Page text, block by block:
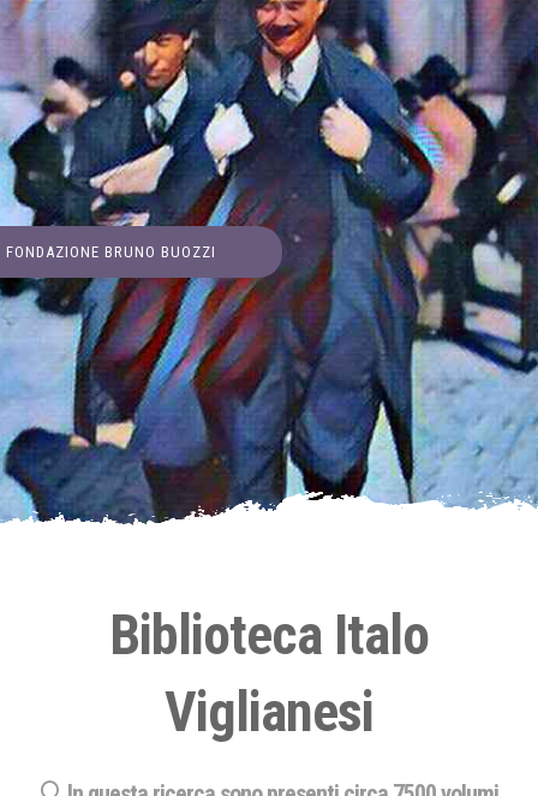
FONDAZIONE BRUNO BUOZZI
Biblioteca Italo
Viglianesi